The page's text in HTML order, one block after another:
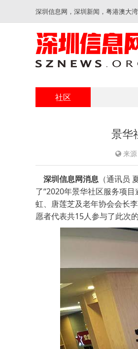
深圳信息网，深圳新闻，粤港澳大
社区
景华
来源
深圳信息网消息 （通讯员
了“2020年景华社区服务项
虹、唐莲芝及老年协会会长
愿者代表共15人参与了此次